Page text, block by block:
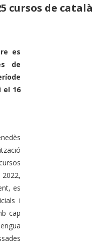
cursos de català
es
de
el 16
2022,
es
i
cap